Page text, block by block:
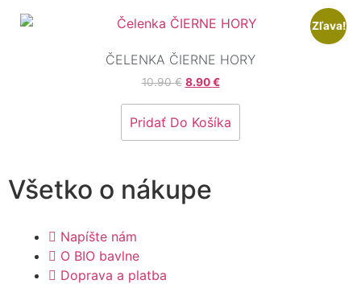
Zľava!
ČELENKA ČIERNE HORY
10.90€ 8.90€
Pridať Do Košíka
Všetko o nákupe
Napíšte nám
O BIO bavlne
Doprava a platba